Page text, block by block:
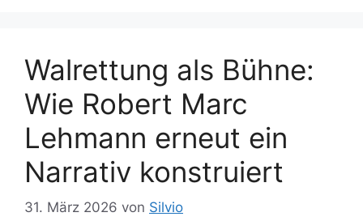
Walrettung als Bühne:
Wie Robert Marc
Lehmann erneut ein
Narrativ konstruiert
31. März 2026 von Silvio